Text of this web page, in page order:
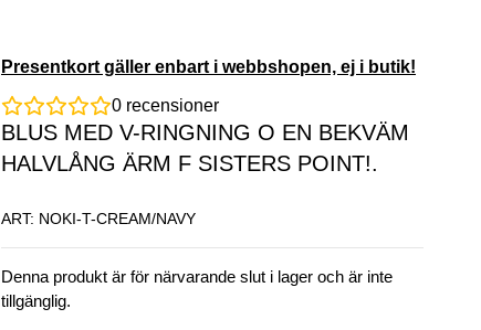
Presentkort gäller enbart i webbshopen, ej i butik!
0 recensioner
BLUS MED V-RINGNING O EN BEKVÄM
HALVLÅNG ÄRM F SISTERS POINT!.
ART: NOKI-T-CREAM/NAVY
Denna produkt är för närvarande slut i lager och är inte
tillgänglig.